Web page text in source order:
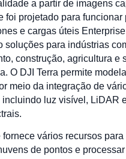
a partir de imagens
foi projetado para funcionar
e cargas úteis
soluções para indústrias
construção, agricultura e
O DJI Terra permite
meio da integração de
incluindo luz visível, LiDAR
fornece vários recursos
de pontos e